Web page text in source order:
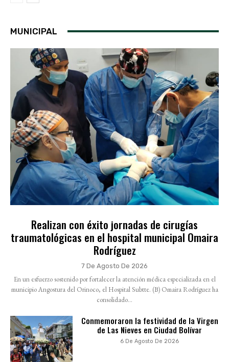
MUNICIPAL
Realizan con éxito jornadas de cirugías
traumatológicas en el hospital municipal Omaira
Rodríguez
7 De Agosto De 2026
En un esfuerzo sostenido por fortalecer la atención médica especializada en el
municipio Angostura del Orinoco, el Hospital Subtte. (B) Omaira Rodríguez ha
consolidado...
Conmemoraron la festividad de la Virgen
de Las Nieves en Ciudad Bolívar
6 De Agosto De 2026